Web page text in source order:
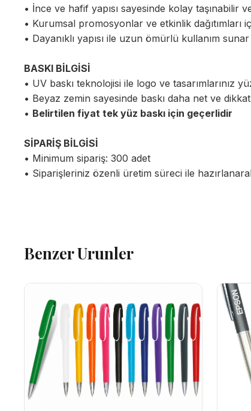
• İnce ve hafif yapısı sayesinde kolay taşınabilir
• Kurumsal promosyonlar ve etkinlik dağıtımları
• Dayanıklı yapısı ile uzun ömürlü kullanım sunar
BASKI BİLGİSİ
• UV baskı teknolojisi ile logo ve tasarımlarınız
• Beyaz zemin sayesinde baskı daha net ve
• Belirtilen fiyat tek yüz baskı için geçerlidir
SİPARİŞ BİLGİSİ
• Minimum sipariş: 300 adet
• Siparişleriniz özenli üretim süreci ile
Benzer Urunler